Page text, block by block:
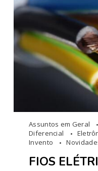
Assuntos em Geral
Diferencial
Invento
FIOS